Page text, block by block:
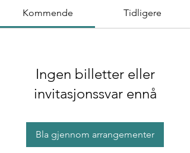
Kommende Tidligere
Ingen billetter eller
invitasjonssvar ennå
Bla gjennom arrangementer